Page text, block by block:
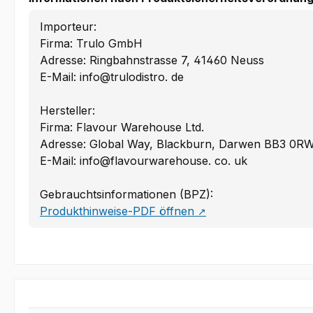
Importeur:
Firma: Trulo GmbH
Adresse: Ringbahnstrasse 7, 41460 Neuss
E-Mail: info@trulodistro. de
Hersteller:
Firma: Flavour Warehouse Ltd.
Adresse: Global Way, Blackburn, Darwen BB3
E-Mail: info@flavourwarehouse. co. uk
Gebrauchtsinformationen (BPZ):
Produkthinweise-PDF öffnen ↗